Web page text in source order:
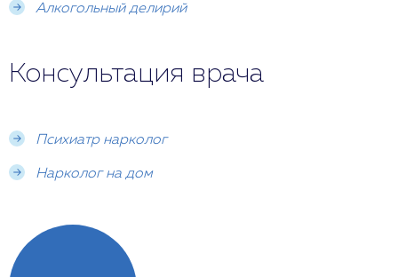
Алкогольный делирий
Консультация врача
Психиатр нарколог
Нарколог на дом